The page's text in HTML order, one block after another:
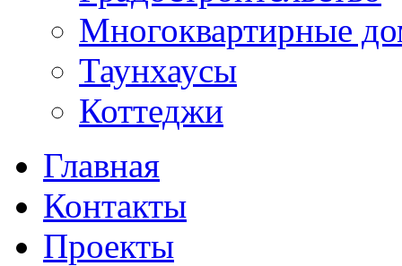
Многоквартирные
Таунхаусы
Коттеджи
Главная
Контакты
Проекты